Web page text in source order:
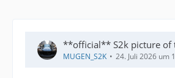
**official** S2k picture of
MUGEN_S2K 24. Juli 2026 um